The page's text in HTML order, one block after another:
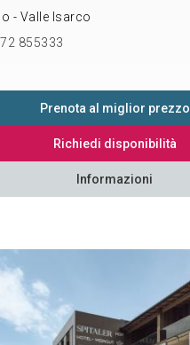
- Valle Isarco
855333
Prenota al miglior prezzo
Richiedi disponibilità
Informazioni